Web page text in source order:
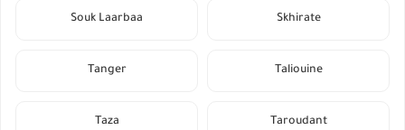
Skhirate
Souk Laarbaa
Taliouine
Tanger
Taroudant
Taza